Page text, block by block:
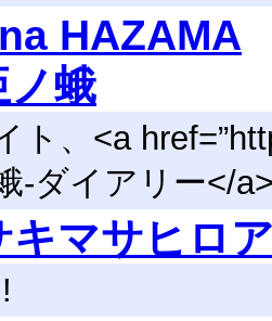
HAZAMA
ノ蛾
ト、<a
-ダイアリー</
キマサヒロ